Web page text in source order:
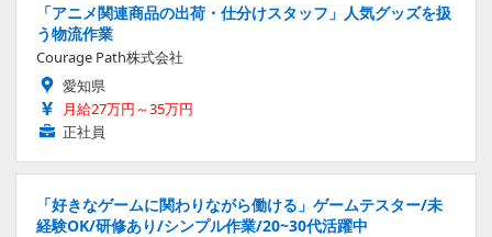
「アニメ関連商品の出荷・仕分けスタッフ」人気グッズを扱
う物流作業
Courage Path株式会社
愛知県
月給27万円～35万円
正社員
「好きなゲームに関わりながら働ける」ゲームテスター/未
経験OK/研修あり/シンプル作業/20~30代活躍中